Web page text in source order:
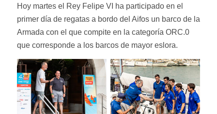
Hoy martes el Rey Felipe VI ha participado en el
primer día de regatas a bordo del Aifos un barco de la
Armada con el que compite en la categoría ORC.0
que corresponde a los barcos de mayor eslora.